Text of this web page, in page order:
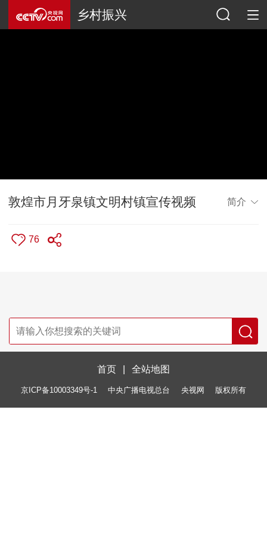
乡村振兴
敦煌市月牙泉镇文明村镇宣传视频 简介
76
首页 全站地图
京ICP备10003349号-1 中央广播电视总台 央视网 版权所有